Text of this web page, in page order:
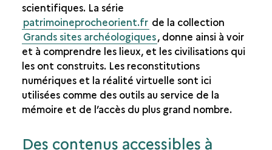
scientifiques. La série
patrimoineprocheorient.fr de la collection
Grands sites archéologiques, donne ainsi à voir
et à comprendre les lieux, et les civilisations qui
les ont construits. Les reconstitutions
numériques et la réalité virtuelle sont ici
utilisées comme des outils au service de la
mémoire et de l’accès du plus grand nombre.
Des contenus accessibles à